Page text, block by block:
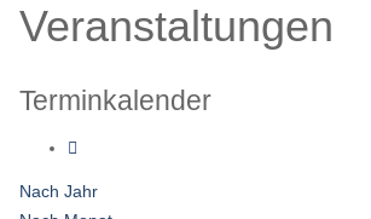
Veranstaltungen
Terminkalender
Nach Jahr